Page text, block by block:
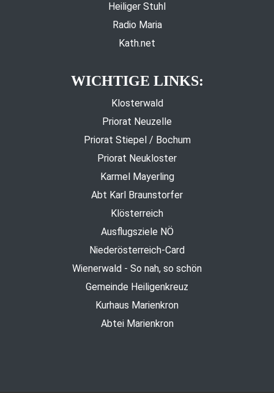
Heiliger Stuhl
Radio Maria
Kath.net
WICHTIGE LINKS:
Klosterwald
Priorat Neuzelle
Priorat Stiepel / Bochum
Priorat Neukloster
Karmel Mayerling
Abt Karl Braunstorfer
Klösterreich
Ausflugsziele NÖ
Niederösterreich-Card
Wienerwald - So nah, so schön
Gemeinde Heiligenkreuz
Kurhaus Marienkron
Abtei Marienkron